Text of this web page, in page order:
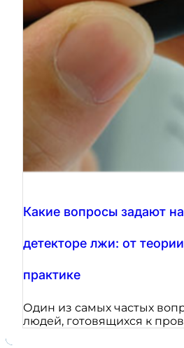
Какие вопросы задают на
детекторе лжи: от
практике
Один из самых частых
людей, готовящихся к